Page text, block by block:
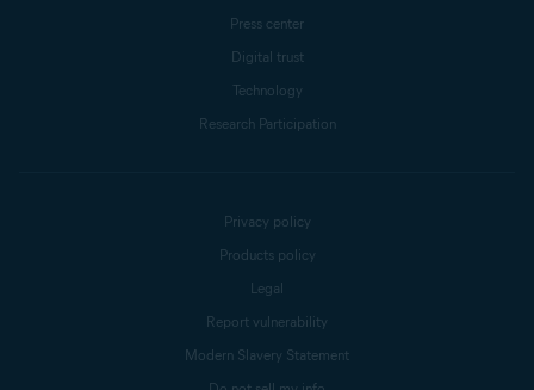
Press center
Digital trust
Technology
Research Participation
Privacy policy
Products policy
Legal
Report vulnerability
Modern Slavery Statement